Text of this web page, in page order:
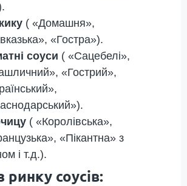
( «Домашня»,
«Гостра»).
соуси ( «Сацебелі»,
«Гострий»,
( «Королівська»,
«Пікантна» з
і т.д.).
ринку соусів: